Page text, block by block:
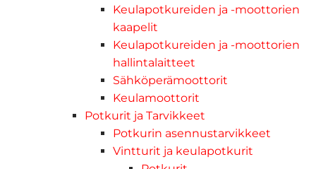
Keulapotkureiden ja -moottorien
kaapelit
Keulapotkureiden ja -moottorien
hallintalaitteet
Sähköperämoottorit
Keulamoottorit
Potkurit ja Tarvikkeet
Potkurin asennustarvikkeet
Vintturit ja keulapotkurit